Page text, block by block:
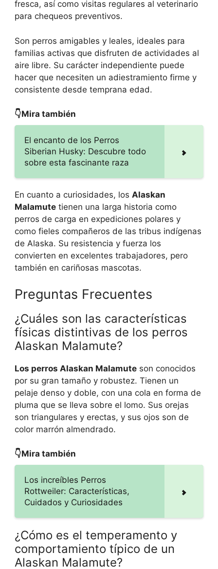
fresca, así como visitas regulares al veterinario
para chequeos preventivos.
Son perros amigables y leales, ideales para
familias activas que disfruten de actividades al
aire libre. Su carácter independiente puede
hacer que necesiten un adiestramiento firme y
consistente desde temprana edad.
👇Mira también
El encanto de los Perros
Siberian Husky: Descubre todo
sobre esta fascinante raza
En cuanto a curiosidades, los Alaskan
Malamute tienen una larga historia como
perros de carga en expediciones polares y
como fieles compañeros de las tribus indígenas
de Alaska. Su resistencia y fuerza los
convierten en excelentes trabajadores, pero
también en cariñosas mascotas.
Preguntas Frecuentes
¿Cuáles son las características
físicas distintivas de los perros
Alaskan Malamute?
Los perros Alaskan Malamute son conocidos
por su gran tamaño y robustez. Tienen un
pelaje denso y doble, con una cola en forma de
pluma que se lleva sobre el lomo. Sus orejas
son triangulares y erectas, y sus ojos son de
color marrón almendrado.
👇Mira también
Los increíbles Perros
Rottweiler: Características,
Cuidados y Curiosidades
¿Cómo es el temperamento y
comportamiento típico de un
Alaskan Malamute?